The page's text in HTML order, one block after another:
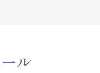
ル